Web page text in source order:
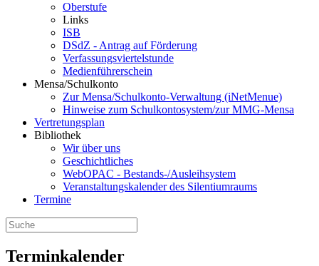
Oberstufe
Links
ISB
DSdZ - Antrag auf Förderung
Verfassungsviertelstunde
Medienführerschein
Mensa/Schulkonto
Zur Mensa/Schulkonto-Verwaltung (iNetMenue)
Hinweise zum Schulkontosystem/zur MMG-Mensa
Vertretungsplan
Bibliothek
Wir über uns
Geschichtliches
WebOPAC - Bestands-/Ausleihsystem
Veranstaltungskalender des Silentiumraums
Termine
Terminkalender